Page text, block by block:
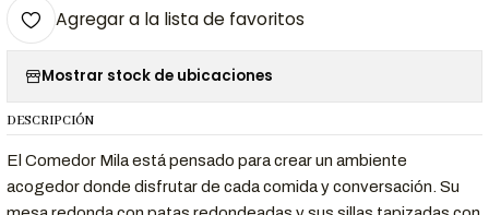
Agregar a la lista de favoritos
Mostrar stock de ubicaciones
DESCRIPCIÓN
El Comedor Mila está pensado para crear un ambiente
acogedor donde disfrutar de cada comida y conversación. Su